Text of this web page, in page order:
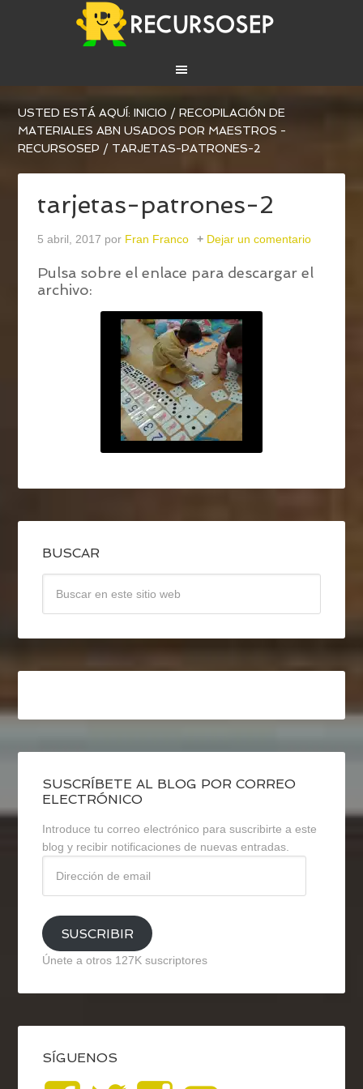
USTED ESTÁ AQUÍ:INICIO / RECOPILACIÓN DE
MATERIALES ABN USADOS POR MAESTROS -
RECURSOSEP / TARJETAS-PATRONES-2
tarjetas-patrones-2
5 abril, 2017 por Fran Franco Dejar un comentario
Pulsa sobre el enlace para descargar el
archivo:
BUSCAR
SUSCRÍBETE AL BLOG POR CORREO
ELECTRÓNICO
Introduce tu correo electrónico para suscribirte a este
blog y recibir notificaciones de nuevas entradas.
email
SUSCRIBIR
Únete a otros 127K suscriptores
SÍGUENOS